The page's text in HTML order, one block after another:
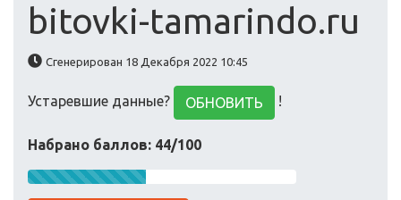
bitovki-tamarindo.ru
Сгенерирован 18 Декабря 2022 10:45
Устаревшие данные? ОБНОВИТЬ !
Набрано баллов: 44/100